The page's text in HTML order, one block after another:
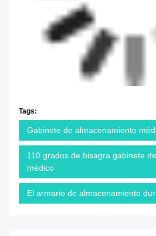
Tags:
Gabinete de almacenamiento
110 grados de bisagra gabinete
médico
El armario de almacenamiento